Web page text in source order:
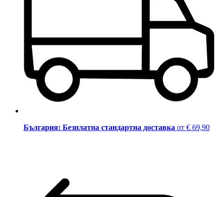
България: Безплатна стандартна доставка от € 69,90